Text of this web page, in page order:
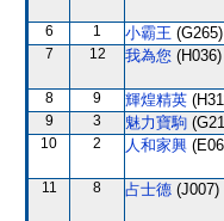
6 1 小霸王 (G265)
7 12 我為您 (H036)
8 9 輝煌精英
9 3 魅力寶駒
10 2 人和家興
11 8 占士德 (J007)